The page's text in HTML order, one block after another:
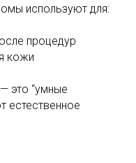
используют для:
процедур
кожи
это “умные
естественное